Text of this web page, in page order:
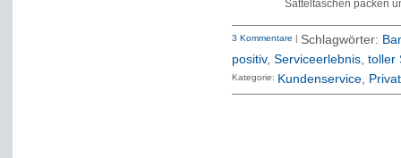
Satteltaschen packen
3 Kommentare | Schlagwörter:
positiv, Serviceerlebnis, toller
Kategorie: Kundenservice